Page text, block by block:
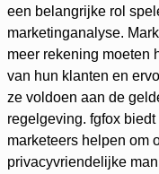
een belangrijke rol
marketinganalyse.
meer rekening moeten
van hun klanten en
ze voldoen aan de
regelgeving. fgfox
marketeers helpen om
privacyvriendelijke